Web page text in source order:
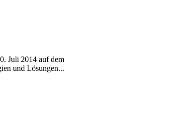
Juli 2014 auf dem
und Lösungen...